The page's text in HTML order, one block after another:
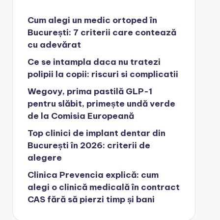
Cum alegi un medic ortoped în
București: 7 criterii care contează
cu adevărat
Ce se intampla daca nu tratezi
polipii la copii: riscuri si complicatii
Wegovy, prima pastilă GLP-1
pentru slăbit, primește undă verde
de la Comisia Europeană
Top clinici de implant dentar din
București în 2026: criterii de
alegere
Clinica Prevencia explică: cum
alegi o clinică medicală în contract
CAS fără să pierzi timp și bani